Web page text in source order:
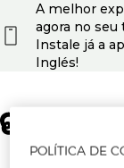
A melhor
agora no seu
Instale já a
Inglés!
POLÍTICA DE